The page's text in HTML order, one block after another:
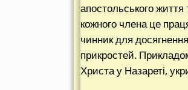
апостольського
кожного члена це
чинник для
прикростей.
Христа у Назареті,